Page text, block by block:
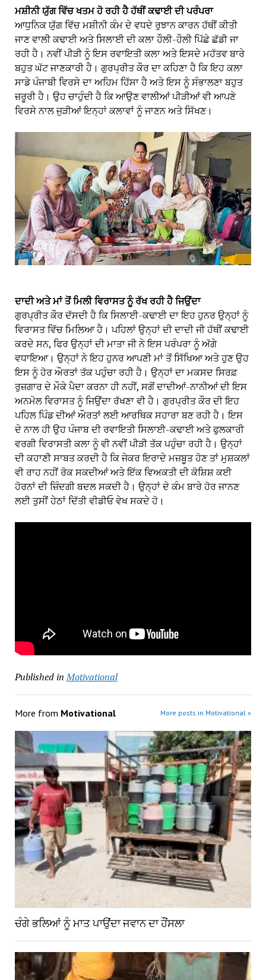
ਮਸ਼ੀਨੀ ਯੁੱਗ ਵਿੱਚ ਖਤਮ ਹੋ ਰਹੀ ਹੈ ਹੱਥੀਂ ਕਢਾਈ ਦੀ ਪਰੰਪਰਾ
ਆਧੁਨਿਕ ਯੁੱਗ ਵਿੱਚ ਮਸ਼ੀਨੀ ਕੰਮ ਦੇ ਵਧਦੇ ਰੁਝਾਨ ਕਾਰਨ ਹੱਥੀਂ ਕੀਤੀ
ਜਾਣ ਵਾਲੀ ਕਢਾਈ ਅਤੇ ਸਿਲਾਈ ਦੀ ਕਲਾ ਹੌਲੀ-ਹੌਲੀ ਪਿੱਛੇ ਛੱਡੀ ਜਾ
ਰਹੀ ਹੈ। ਨਵੀਂ ਪੀੜੀ ਨੂੰ ਇਸ ਰਵਾਇਤੀ ਕਲਾ ਅਤੇ ਇਸਦੇ ਮਹੱਤਵ ਬਾਰੇ
ਬਹੁਤ ਘੱਟ ਜਾਣਕਾਰੀ ਹੈ। ਗੁਰਪ੍ਰੀਤ ਕੌਰ ਦਾ ਕਹਿਣਾ ਹੈ ਕਿ ਇਹ ਕਲਾ
ਸਾਡੇ ਪੰਜਾਬੀ ਵਿਰਸੇ ਦਾ ਅਹਿਮ ਹਿੱਸਾ ਹੈ ਅਤੇ ਇਸ ਨੂੰ ਸੰਭਾਲਣਾ ਬਹੁਤ
ਜ਼ਰੂਰੀ ਹੈ। ਉਹ ਚਾਹੁੰਦੀ ਹੈ ਕਿ ਆਉਣ ਵਾਲੀਆਂ ਪੀੜੀਆਂ ਵੀ ਆਪਣੇ
ਵਿਰਸੇ ਨਾਲ ਜੁੜੀਆਂ ਇਨ੍ਹਾਂ ਕਲਾਵਾਂ ਨੂੰ ਜਾਣਨ ਅਤੇ ਸਿੱਖਣ।
ਦਾਦੀ ਅਤੇ ਮਾਂ ਤੋਂ ਮਿਲੀ ਵਿਰਾਸਤ ਨੂੰ ਰੱਖ ਰਹੀ ਹੈ ਜਿਉਂਦਾ
ਗੁਰਪ੍ਰੀਤ ਕੌਰ ਦੱਸਦੀ ਹੈ ਕਿ ਸਿਲਾਈ-ਕਢਾਈ ਦਾ ਇਹ ਹੁਨਰ ਉਨ੍ਹਾਂ ਨੂੰ
ਵਿਰਾਸਤ ਵਿੱਚ ਮਿਲਿਆ ਹੈ। ਪਹਿਲਾਂ ਉਨ੍ਹਾਂ ਦੀ ਦਾਦੀ ਜੀ ਹੱਥੀਂ ਕਢਾਈ
ਕਰਦੇ ਸਨ, ਫਿਰ ਉਨ੍ਹਾਂ ਦੀ ਮਾਤਾ ਜੀ ਨੇ ਇਸ ਪਰੰਪਰਾ ਨੂੰ ਅੱਗੇ
ਵਧਾਇਆ। ਉਨ੍ਹਾਂ ਨੇ ਇਹ ਹੁਨਰ ਆਪਣੀ ਮਾਂ ਤੋਂ ਸਿੱਖਿਆ ਅਤੇ ਹੁਣ ਉਹ
ਇਸ ਨੂੰ ਹੋਰ ਔਰਤਾਂ ਤੱਕ ਪਹੁੰਚਾ ਰਹੀ ਹੈ। ਉਨ੍ਹਾਂ ਦਾ ਮਕਸਦ ਸਿਰਫ਼
ਰੁਜ਼ਗਾਰ ਦੇ ਮੌਕੇ ਪੈਦਾ ਕਰਨਾ ਹੀ ਨਹੀਂ, ਸਗੋਂ ਦਾਦੀਆਂ-ਨਾਨੀਆਂ ਦੀ ਇਸ
ਅਨਮੋਲ ਵਿਰਾਸਤ ਨੂੰ ਜਿਉਂਦਾ ਰੱਖਣਾ ਵੀ ਹੈ। ਗੁਰਪ੍ਰੀਤ ਕੌਰ ਦੀ ਇਹ
ਪਹਿਲ ਪਿੰਡ ਦੀਆਂ ਔਰਤਾਂ ਲਈ ਆਰਥਿਕ ਸਹਾਰਾ ਬਣ ਰਹੀ ਹੈ। ਇਸ
ਦੇ ਨਾਲ ਹੀ ਉਹ ਪੰਜਾਬ ਦੀ ਰਵਾਇਤੀ ਸਿਲਾਈ-ਕਢਾਈ ਅਤੇ ਫੁਲਕਾਰੀ
ਵਰਗੀ ਵਿਰਾਸਤੀ ਕਲਾ ਨੂੰ ਵੀ ਨਵੀਂ ਪੀੜੀ ਤੱਕ ਪਹੁੰਚਾ ਰਹੀ ਹੈ। ਉਨ੍ਹਾਂ
ਦੀ ਕਹਾਣੀ ਸਾਬਤ ਕਰਦੀ ਹੈ ਕਿ ਜੇਕਰ ਇਰਾਦੇ ਮਜ਼ਬੂਤ ਹੋਣ ਤਾਂ ਮੁਸ਼ਕਲਾਂ
ਵੀ ਰਾਹ ਨਹੀਂ ਰੋਕ ਸਕਦੀਆਂ ਅਤੇ ਇੱਕ ਵਿਅਕਤੀ ਦੀ ਕੋਸ਼ਿਸ਼ ਕਈ
ਹੋਰਨਾਂ ਦੀ ਜ਼ਿੰਦਗੀ ਬਦਲ ਸਕਦੀ ਹੈ। ਉਨ੍ਹਾਂ ਦੇ ਕੰਮ ਬਾਰੇ ਹੋਰ ਜਾਨਣ
ਲਈ ਤੁਸੀਂ ਹੇਠਾਂ ਦਿੱਤੀ ਵੀਡੀਓ ਵੇਖ ਸਕਦੇ ਹੋ।
Published in Motivational
More from Motivational More posts in Motivational »
ਚੰਗੇ ਭਲਿਆਂ ਨੂੰ ਮਾਤ ਪਾਉਂਦਾ ਜਵਾਨ ਦਾ ਹੌਂਸਲਾ